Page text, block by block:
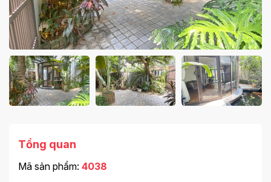
Tổng quan
Mã sản phẩm: 4038